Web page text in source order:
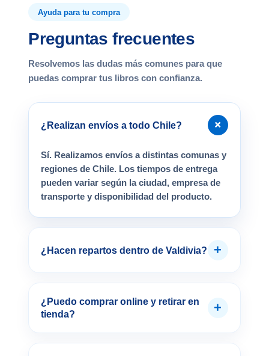
Ayuda para tu compra
Preguntas frecuentes
Resolvemos las dudas más comunes para que
puedas comprar tus libros con confianza.
¿Realizan envíos a todo Chile? +
Sí. Realizamos envíos a distintas comunas y
regiones de Chile. Los tiempos de entrega
pueden variar según la ciudad, empresa de
transporte y disponibilidad del producto.
¿Hacen repartos dentro de Valdivia? +
¿Puedo comprar online y retirar en
tienda?
+